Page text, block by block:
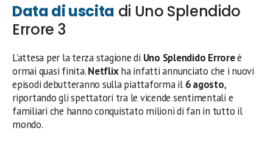
Data di uscita di Uno Splendido
Errore 3
L’attesa per la terza stagione di Uno Splendido Erroreè
ormai quasi finita.Netflixha infatti annunciato che i nuovi
episodi debutteranno sulla piattaforma il 6 agosto,
riportando gli spettatori tra le vicende sentimentali e
familiari che hanno conquistato milioni di fan in tutto il
mondo.